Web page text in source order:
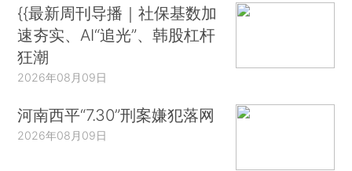
{{最新周刊导播｜社保基数加
速夯实、AI“追光”、韩股杠杆
狂潮
2026年08月09日
河南西平“7.30”刑案嫌犯落网
2026年08月09日